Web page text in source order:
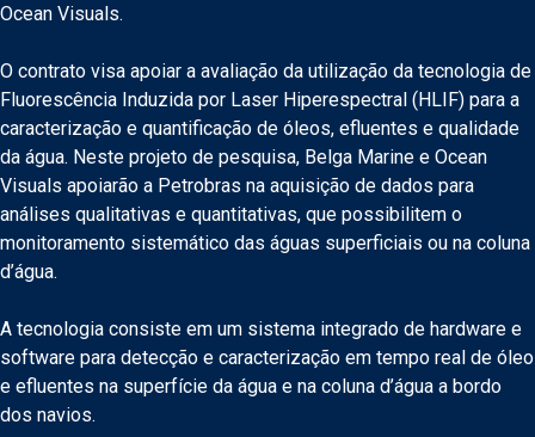
Ocean Visuals.
O contrato visa apoiar a avaliação da utilização da tecnologia de
Fluorescência Induzida por Laser Hiperespectral (HLIF) para a
caracterização e quantificação de óleos, efluentes e qualidade
da água. Neste projeto de pesquisa, Belga Marine e Ocean
Visuals apoiarão a Petrobras na aquisição de dados para
análises qualitativas e quantitativas, que possibilitem o
monitoramento sistemático das águas superficiais ou na coluna
d’água.
A tecnologia consiste em um sistema integrado de hardware e
software para detecção e caracterização em tempo real de óleo
e efluentes na superfície da água e na coluna d’água a bordo
dos navios.